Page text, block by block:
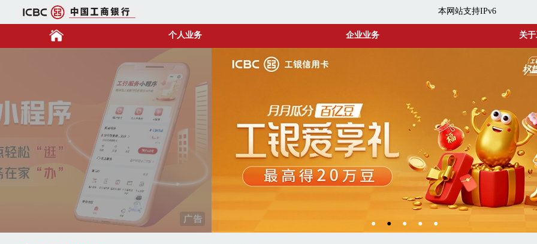
本网站支持IPv6
个人业务 企业业务 关
● ● ● ● ●